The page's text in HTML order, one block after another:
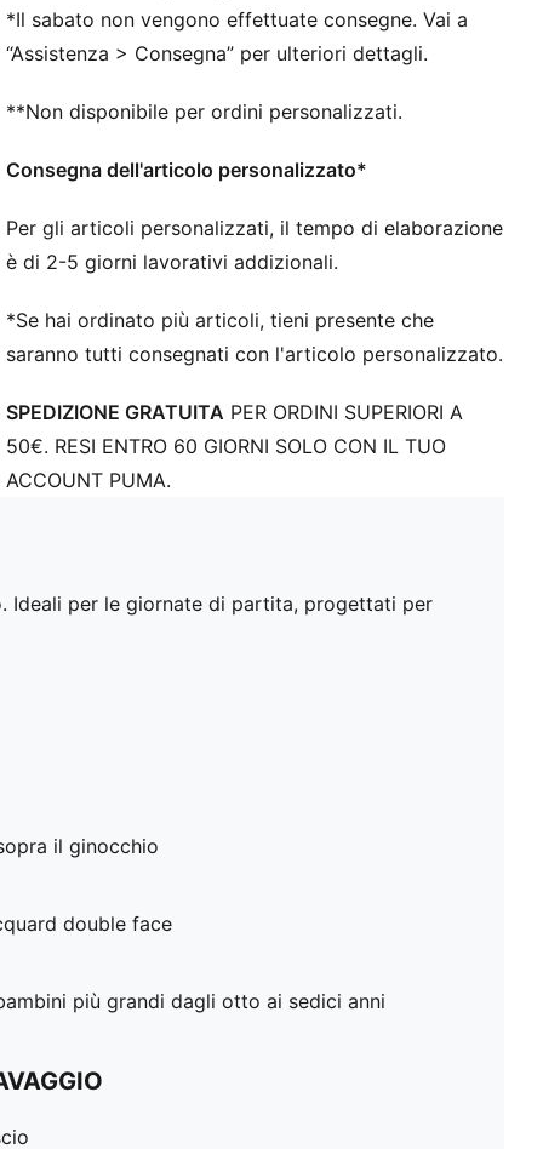
*Il sabato non vengono effettuate consegne. Vai a
“Assistenza > Consegna” per ulteriori dettagli.
**Non disponibile per ordini personalizzati.
Consegna dell'articolo personalizzato*
Per gli articoli personalizzati, il tempo di elaborazione
è di 2-5 giorni lavorativi addizionali.
*Se hai ordinato più articoli, tieni presente che
saranno tutti consegnati con l'articolo personalizzato.
SPEDIZIONE GRATUITA PER ORDINI SUPERIORI A
50€. RESI ENTRO 60 GIORNI SOLO CON IL TUO
ACCOUNT PUMA.
Ideali per le giornate di partita, progettati per
il ginocchio
double face
più grandi dagli otto ai sedici anni